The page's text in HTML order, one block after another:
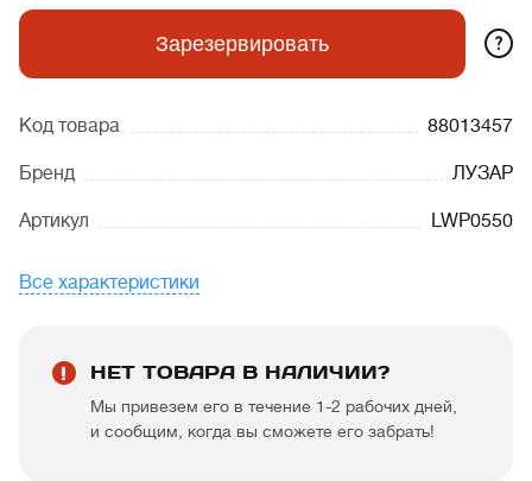
Зарезервировать ?
Код товара 88013457
Бренд ЛУЗАР
Артикул LWP0550
Все характеристики
НЕТ ТОВАРА В НАЛИЧИИ?
Мы привезем его в течение 1-2 рабочих дней,
и сообщим, когда вы сможете его забрать!